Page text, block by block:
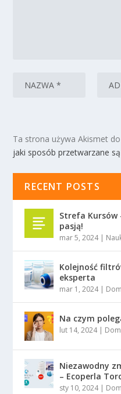
Ta strona używa Akismet
jaki sposób przetwarzane
RECENT POSTS
Strefa Kursów
pasją!
mar 5, 2024|
Kolejność
eksperta
mar 1, 2024| Dom
Na czym
lut 14, 2024| Dom
Niezawodny
– Ecoperla
sty 10, 2024| Dom